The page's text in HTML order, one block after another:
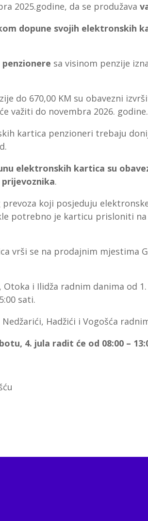
2025.godine, da se produžava
dopune svojih
sa visinom penzije
do 670,00 KM su obavezni
važiti do novembra 2026. godine.
kartica penzioneri trebaju
elektronskih kartica su
.
prevoza koji posjeduju
potrebno je karticu prisloniti
vrši se na prodajnim mjestima
i Ilidža radnim danima od
sati.
Hadžići i Vogošća
4. jula radit će od 08:00 –